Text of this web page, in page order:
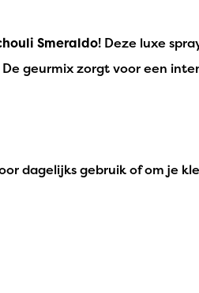
Smeraldo! Deze luxe
geurmix zorgt voor een
dagelijks gebruik of om je